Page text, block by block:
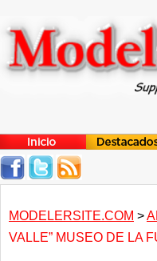
MODELERSITE.COM >
VALLE” MUSEO DE LA